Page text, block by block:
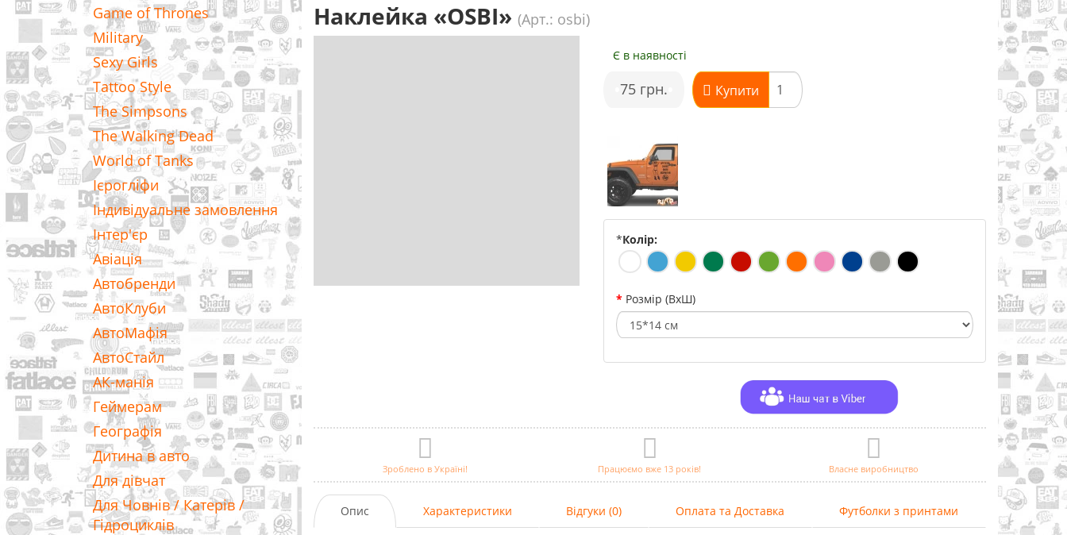
Game of Thrones
Military
Sexy Girls
Tattoo Style
The Simpsons
The Walking Dead
World of Tanks
Ієрогліфи
Індивідуальне замовлення
Інтер'єр
Авіація
Автобренди
АвтоКлуби
АвтоМафія
АвтоСтайл
АК-манія
Геймерам
Географія
Дитина в авто
Для дівчат
Для Човнів / Катерів /
Гідроциклів
Наклейка «OSBI» (Арт.: osbi)
Є в наявності
•75 грн. Купити
*Колір:
Розмір (ВхШ)
Зроблено в Україні! Працюємо вже 13 років! Власне виробництво
Опис Характеристики Відгуки (0) Оплата та Доставка Футболки з принтами